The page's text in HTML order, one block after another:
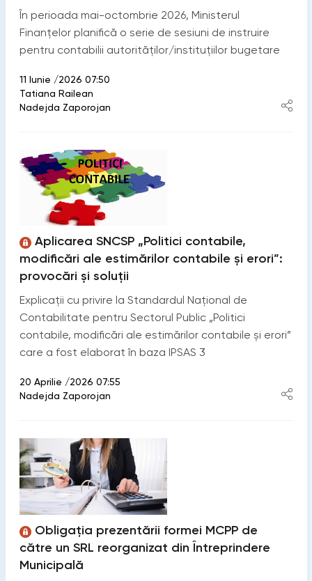
În perioada mai-octombrie 2026, Ministerul
Finanțelor planifică o serie de sesiuni de instruire
pentru contabilii autorităților/instituțiilor bugetare
11 Iunie /2026 07:50
Tatiana Railean
Nadejda Zaporojan
Aplicarea SNCSP „Politici contabile,
modificări ale estimărilor contabile și erori”:
provocări și soluții
Explicații cu privire la Standardul Național de
Contabilitate pentru Sectorul Public „Politici
contabile, modificări ale estimărilor contabile și erori”
care a fost elaborat în baza IPSAS 3
20 Aprilie /2026 07:55
Nadejda Zaporojan
Obligația prezentării formei MCPP de
către un SRL reorganizat din Întreprindere
Municipală